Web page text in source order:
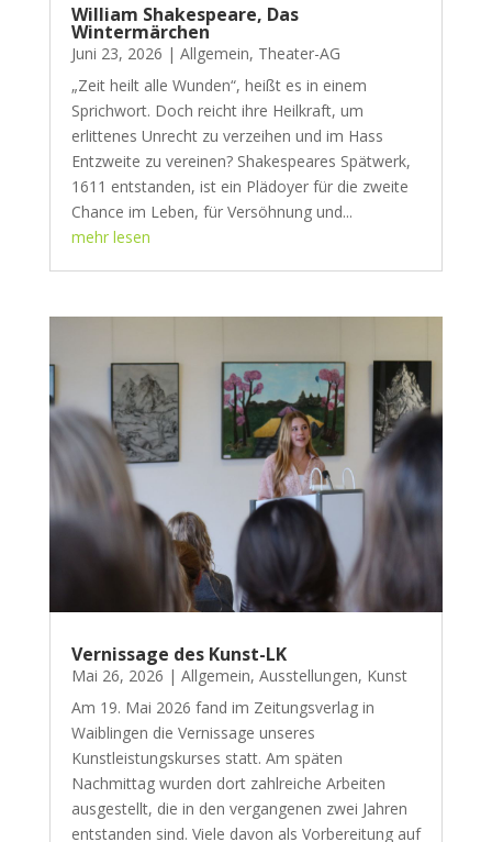
William Shakespeare, Das
Wintermärchen
Juni 23, 2026 | Allgemein, Theater-AG
„Zeit heilt alle Wunden“, heißt es in einem
Sprichwort. Doch reicht ihre Heilkraft, um
erlittenes Unrecht zu verzeihen und im Hass
Entzweite zu vereinen? Shakespeares Spätwerk,
1611 entstanden, ist ein Plädoyer für die zweite
Chance im Leben, für Versöhnung und...
mehr lesen
Vernissage des Kunst-LK
Mai 26, 2026 | Allgemein, Ausstellungen, Kunst
Am 19. Mai 2026 fand im Zeitungsverlag in
Waiblingen die Vernissage unseres
Kunstleistungskurses statt. Am späten
Nachmittag wurden dort zahlreiche Arbeiten
ausgestellt, die in den vergangenen zwei Jahren
entstanden sind. Viele davon als Vorbereitung auf